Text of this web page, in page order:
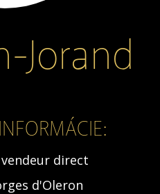
Jorand
vendeur direct
d'Oleron